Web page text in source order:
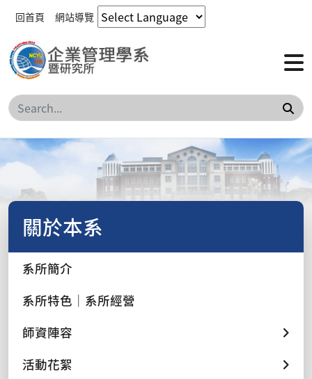
回首頁 網站導覽
搜
關於本系
系所簡介
系所特色｜系所經營
師資陣容
活動花絮